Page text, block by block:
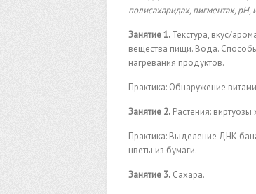
полисахаридах, пигментах,
Занятие 1.Текстура, вкус/
вещества пищи. Вода.
нагревания продуктов.
Практика: Обнаружение
Занятие 2. Растения: виртуозы
Практика: Выделение ДНК
цветы из бумаги.
Занятие 3. Сахара.